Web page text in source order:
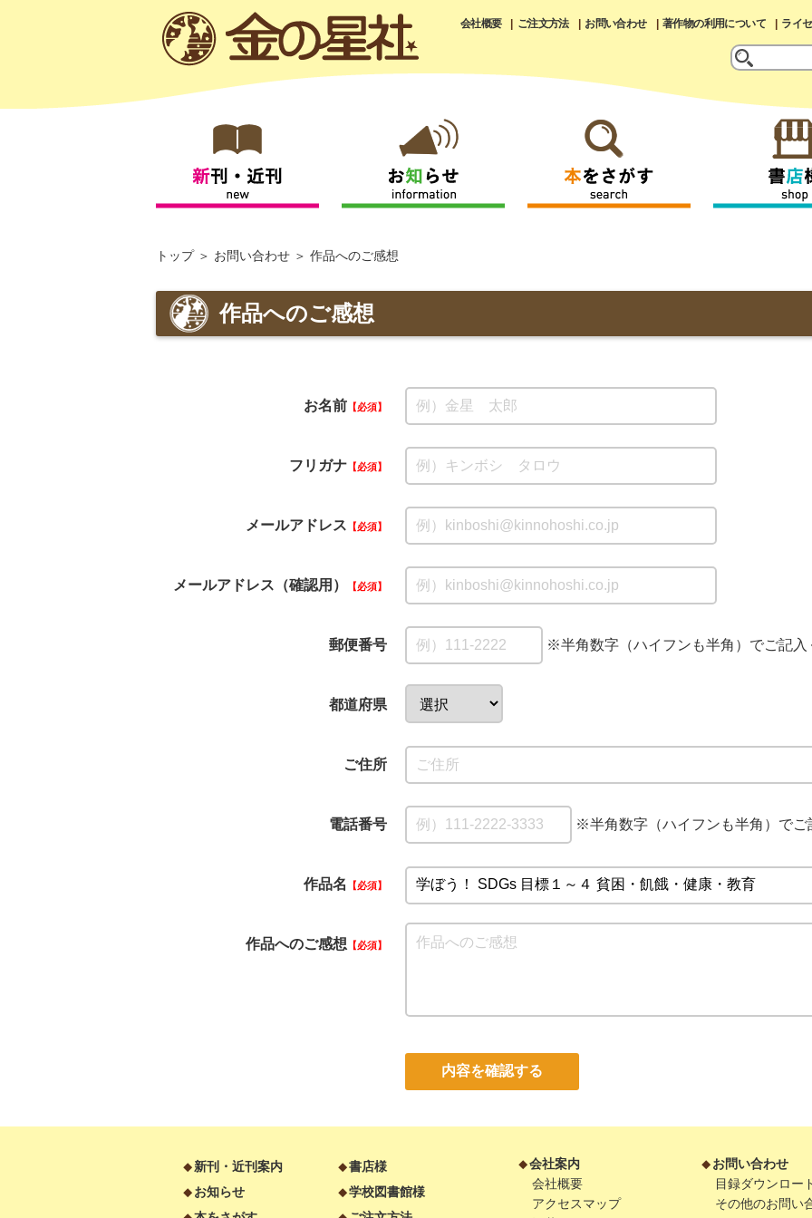
会社概要 ご注文方法 お問い合わせ 著作物の利用について ライ
トップ お問い合わせ 作品へのご感想
作品へのご感想
お名前 必須
フリガナ 必須
メールアドレス 必須
メールアドレス（確認用） 必須
郵便番号 ※半角数字（ハイフンも半角）でご記入
都道府県
ご住所
電話番号 ※半角数字（ハイフンも半角）でご
作品名 必須
作品へのご感想 必須
内容を確認する
新刊・近刊案内
お知らせ
書店様
学校図書館様
会社案内
会社概要
アクセスマップ
お問い合わせ
目録ダウンロー
その他のお問い